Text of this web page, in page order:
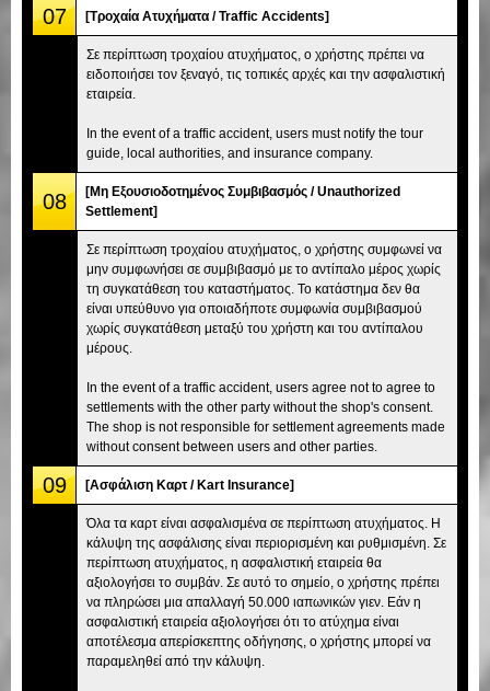
07 [Τροχαία Ατυχήματα / Traffic Accidents]
Σε περίπτωση τροχαίου ατυχήματος, ο χρήστης πρέπει να
ειδοποιήσει τον ξεναγό, τις τοπικές αρχές και την ασφαλιστική
εταιρεία.
In the event of a traffic accident, users must notify the tour
guide, local authorities, and insurance company.
08
[Μη Εξουσιοδοτημένος Συμβιβασμός / Unauthorized
Settlement]
Σε περίπτωση τροχαίου ατυχήματος, ο χρήστης συμφωνεί να
μην συμφωνήσει σε συμβιβασμό με το αντίπαλο μέρος χωρίς
τη συγκατάθεση του καταστήματος. Το κατάστημα δεν θα
είναι υπεύθυνο για οποιαδήποτε συμφωνία συμβιβασμού
χωρίς συγκατάθεση μεταξύ του χρήστη και του αντίπαλου
μέρους.
In the event of a traffic accident, users agree not to agree to
settlements with the other party without the shop's consent.
The shop is not responsible for settlement agreements made
without consent between users and other parties.
09 [Ασφάλιση Καρτ / Kart Insurance]
Όλα τα καρτ είναι ασφαλισμένα σε περίπτωση ατυχήματος. Η
κάλυψη της ασφάλισης είναι περιορισμένη και ρυθμισμένη. Σε
περίπτωση ατυχήματος, η ασφαλιστική εταιρεία θα
αξιολογήσει το συμβάν. Σε αυτό το σημείο, ο χρήστης πρέπει
να πληρώσει μια απαλλαγή 50.000 ιαπωνικών γιεν. Εάν η
ασφαλιστική εταιρεία αξιολογήσει ότι το ατύχημα είναι
αποτέλεσμα απερίσκεπτης οδήγησης, ο χρήστης μπορεί να
παραμεληθεί από την κάλυψη.